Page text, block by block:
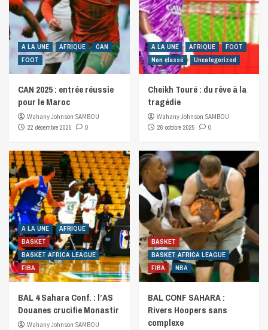
A LA UNE AFRIQUE
CAN
FOOT
CAN 2025 : entrée réussie
pour le Maroc
Wahany Johnson SAMBOU
22 décembre 2025
0
A LA UNE AFRIQUE
FOOT
Non classé
Uncategorized
Cheikh Touré : du rêve à la
tragédie
Wahany Johnson SAMBOU
26 octobre 2025
0
A LA UNE
AFRIQUE
BASKET
BASKET AFRICA LEAGUE
FIBA
BAL 4 Sahara Conf. : l’AS
Douanes crucifie Monastir
Wahany Johnson SAMBOU
BASKET
BASKET AFRICA LEAGUE
FIBA
NBA
BAL CONF SAHARA :
Rivers Hoopers sans
complexe